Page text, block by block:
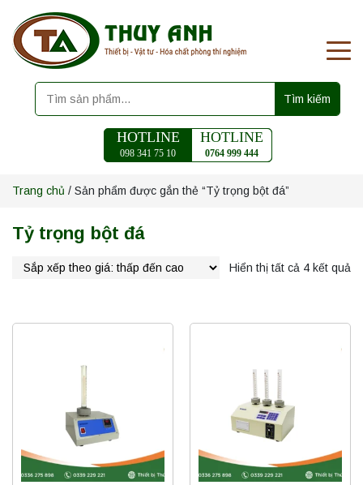
Tìm kiếm
HOTLINE
098 341 75 10
HOTLINE
0764 999 444
Trang chủ / Sản phẩm được gắn thẻ “Tỷ trọng bột đá”
Tỷ trọng bột đá
Hiển thị tất cả 4 kết quả